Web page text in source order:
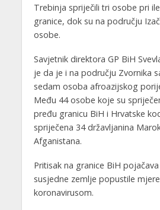
Trebinja spriječili tri osobe pri
granice, dok su na području
osobe.
Savjetnik direktora GP BiH
je da je i na području Zvornika
sedam osoba afroazijskog
Među 44 osobe koje su
pređu granicu BiH i Hrvatske
spriječena 34 državljanina
Afganistana.
Pritisak na granice BiH
susjedne zemlje popustile
koronavirusom.